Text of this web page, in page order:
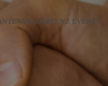
ANTENNE KOBLENZ EVENTS